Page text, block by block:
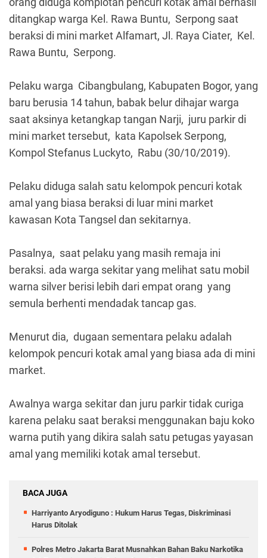
ditangkap warga Kel. Rawa Buntu, Serpong saat
beraksi di mini market Alfamart, Jl. Raya Ciater, Kel.
Rawa Buntu, Serpong.
Pelaku warga Cibangbulang, Kabupaten Bogor, yang
baru berusia 14 tahun, babak belur dihajar warga
saat aksinya ketangkap tangan Narji, juru parkir di
mini market tersebut, kata Kapolsek Serpong,
Kompol Stefanus Luckyto, Rabu (30/10/2019).
Pelaku diduga salah satu kelompok pencuri kotak
amal yang biasa beraksi di luar mini market
kawasan Kota Tangsel dan sekitarnya.
Pasalnya, saat pelaku yang masih remaja ini
beraksi. ada warga sekitar yang melihat satu mobil
warna silver berisi lebih dari empat orang yang
semula berhenti mendadak tancap gas.
Menurut dia, dugaan sementara pelaku adalah
kelompok pencuri kotak amal yang biasa ada di mini
market.
Awalnya warga sekitar dan juru parkir tidak curiga
karena pelaku saat beraksi menggunakan baju koko
warna putih yang dikira salah satu petugas yayasan
amal yang memiliki kotak amal tersebut.
BACA JUGA
Harriyanto Aryodiguno : Hukum Harus Tegas, Diskriminasi
Harus Ditolak
Polres Metro Jakarta Barat Musnahkan Bahan Baku Narkotika